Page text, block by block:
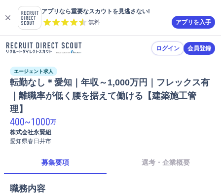
アプリなら重要なスカウトを見逃さない!
無料
アプリを入手
ログイン 会員登録
エージェント求人
転勤なし＊愛知｜年収～1,000万円｜フレックス有
｜離職率が低く腰を据えて働ける【建築施工管
理】
400~1000万
株式会社永賢組
愛知県春日井市
募集要項 選考・企業概要
職務内容